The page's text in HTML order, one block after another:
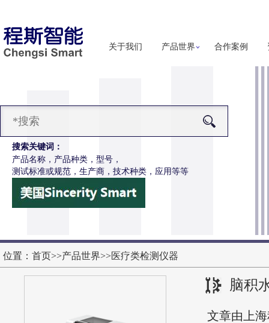
关于我们 产品世界 合作案例
搜索关键词：
产品名称，产品种类，型号，
测试标准或规范，生产商，技术种类，应用等等
电动轮椅车能耗性能测试机
位置： 首页>>产品世界>>医疗类检测仪器
脑积
文章由上